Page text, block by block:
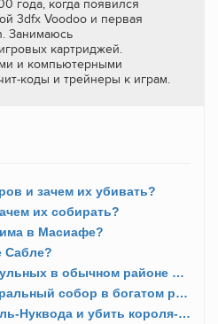
года, когда появился
3dfx Voodoo и первая
Занимаюсь
картриджей.
и компьютерными
коды и трейнеры к играм.
и зачем их убивать?
их собирать?
в Масиафе?
Сабле?
Как убить пятерых патрульных в обычном районе Дамаска?
Как забраться на кафедральный собор в богатом районе Акры?
Как добраться до Абу-аль-Нуквода и убить короля-купца Дамаска?